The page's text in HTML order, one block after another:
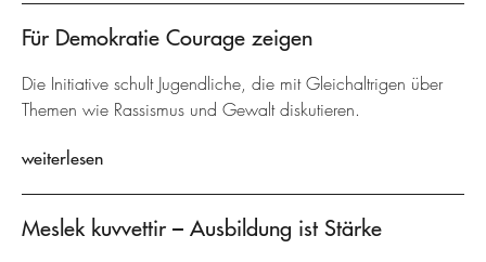
Für Demokratie Courage zeigen
Die Initiative schult Jugendliche, die mit Gleichaltrigen über
Themen wie Rassismus und Gewalt diskutieren.
weiterlesen
Meslek kuvvettir – Ausbildung ist Stärke